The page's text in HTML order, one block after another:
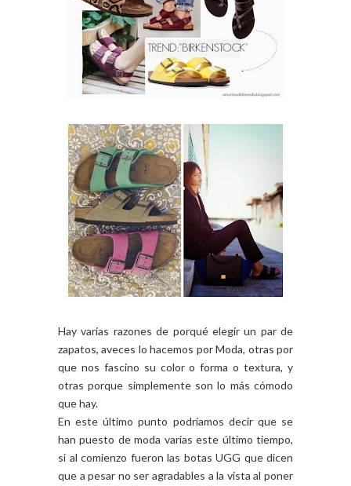
Hay varias razones de porqué elegir un par de
zapatos, aveces lo hacemos por Moda, otras por
que nos fascino su color o forma o textura, y
otras porque simplemente son lo más cómodo
que hay.
En este último punto podríamos decir que se
han puesto de moda varias este último tiempo,
si al comienzo fueron las botas UGG que dicen
que a pesar no ser agradables a la vista al poner